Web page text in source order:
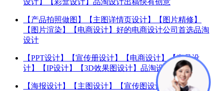
【产品拍照做图】【主图详情页设计】【图片精修】
【图片渲染】【电商设计】好的电商设计公司首选品淘
设计
【PPT设计】【宣传册设计】【电商设计】【产品设
计】【IP设计】【3D效果图设计】品淘设计专业设计
【海报设计】【主图设计】【宣传图设计】【产品图设